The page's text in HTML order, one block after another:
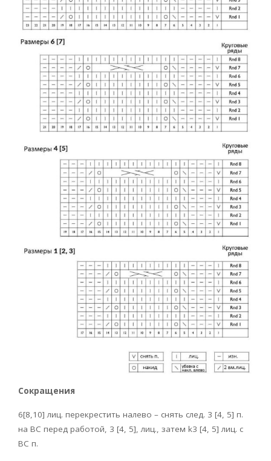
Сокращения
6[8,10] лиц. перекрестить налево – снять след. 3 [4, 5] п.
на ВС перед работой, 3 [4, 5], лиц., затем k3 [4, 5] лиц. с
ВС п.